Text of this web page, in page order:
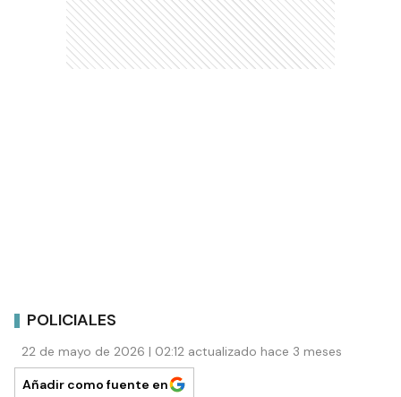
POLICIALES
22 de mayo de 2026 | 02:12 actualizado hace 3 meses
Añadir como fuente en